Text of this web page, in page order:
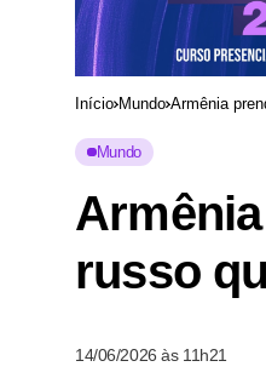
Início Mundo Armênia
Mundo
russo
14/06/2026 às 11h21